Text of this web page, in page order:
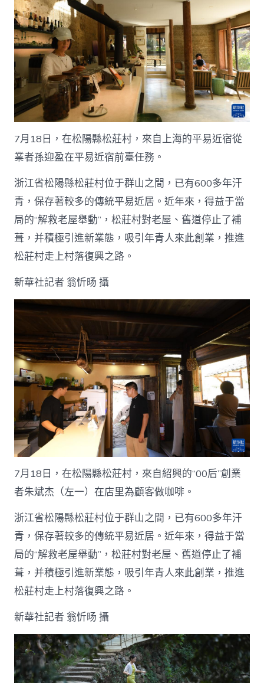
7月18日，在松陽縣松莊村，來自上海的平易近宿從
業者孫迎盈在平易近宿前臺任務。
浙江省松陽縣松莊村位于群山之間，已有600多年汗
青，保存著較多的傳統平易近居。近年來，得益于當
局的“解救老屋舉動”，松莊村對老屋、舊道停止了補
葺，并積極引進新業態，吸引年青人來此創業，推進
松莊村走上村落復興之路。
新華社記者 翁忻旸 攝
7月18日，在松陽縣松莊村，來自紹興的“00后”創業
者朱斌杰（左一）在店里為顧客做咖啡。
浙江省松陽縣松莊村位于群山之間，已有600多年汗
青，保存著較多的傳統平易近居。近年來，得益于當
局的“解救老屋舉動”，松莊村對老屋、舊道停止了補
葺，并積極引進新業態，吸引年青人來此創業，推進
松莊村走上村落復興之路。
新華社記者 翁忻旸 攝